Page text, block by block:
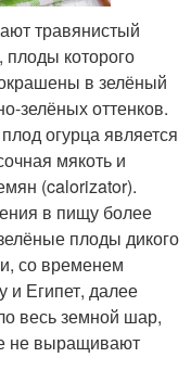
травянистый
которого
в зелёный
зелёных оттенков.
огурца является
мякоть и
(calorizator).
в пищу более
плоды дикого
со временем
и Египет, далее
весь земной шар,
не выращивают